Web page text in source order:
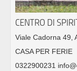
CENTRO DI
Viale Cadorna 49,
CASA PER FERIE
0322900231